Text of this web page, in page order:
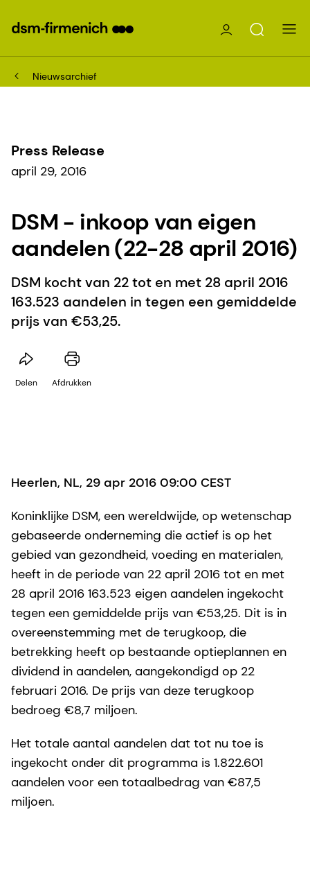
Nieuwsarchief
Press Release
april 29, 2016
DSM - inkoop van eigen
aandelen (22-28 april 2016)
DSM kocht van 22 tot en met 28 april 2016
163.523 aandelen in tegen een gemiddelde
prijs van €53,25.
Delen Afdrukken
Heerlen, NL, 29 apr 2016 09:00 CEST
Koninklijke DSM, een wereldwijde, op wetenschap
gebaseerde onderneming die actief is op het
gebied van gezondheid, voeding en materialen,
heeft in de periode van 22 april 2016 tot en met
28 april 2016 163.523 eigen aandelen ingekocht
tegen een gemiddelde prijs van €53,25. Dit is in
overeenstemming met de terugkoop, die
betrekking heeft op bestaande optieplannen en
dividend in aandelen, aangekondigd op 22
februari 2016. De prijs van deze terugkoop
bedroeg €8,7 miljoen.
Het totale aantal aandelen dat tot nu toe is
ingekocht onder dit programma is 1.822.601
aandelen voor een totaalbedrag van €87,5
miljoen.